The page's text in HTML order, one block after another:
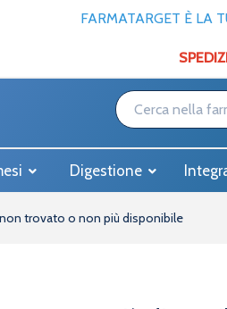
FARMATARGET È LA
Digestione
trovato o non più disponibile